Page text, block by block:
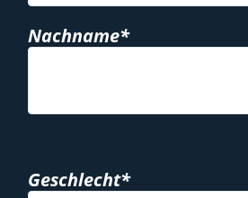
Nachname*
Geschlecht*